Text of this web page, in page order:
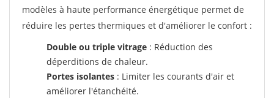
modèles à haute performance énergétique permet de
réduire les pertes thermiques et d'améliorer le confort :
Double ou triple vitrage : Réduction des
déperditions de chaleur.
Portes isolantes : Limiter les courants d'air et
améliorer l'étanchéité.